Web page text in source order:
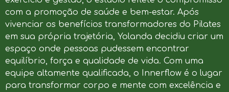
com a promoção de saúde e bem-estar. Após
vivenciar os benefícios transformadores do Pilates
em sua própria trajetória, Yolanda decidiu criar um
espaço onde pessoas pudessem encontrar
equilíbrio, força e qualidade de vida. Com uma
equipe altamente qualificada, o Innerflow é o lugar
para transformar corpo e mente com excelência e